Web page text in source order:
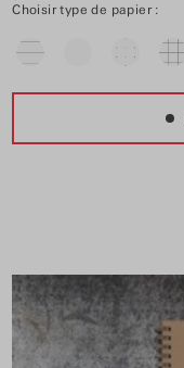
Choisir type de papier :